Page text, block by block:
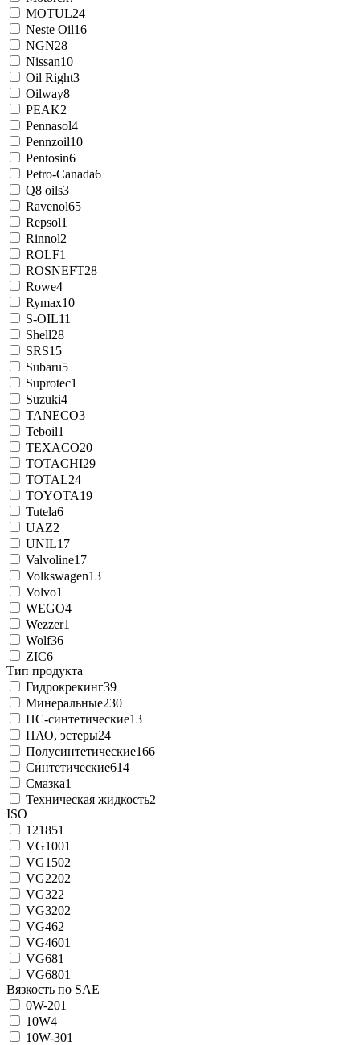
MOTUL24
Neste Oil16
NGN28
Nissan10
Oil Right3
Oilway8
PEAK2
Pennasol4
Pennzoil10
Pentosin6
Petro-Canada6
Q8 oils3
Ravenol65
Repsol1
Rinnol2
ROLF1
ROSNEFT28
Rowe4
Rymax10
S-OIL11
Shell28
SRS15
Subaru5
Suprotec1
Suzuki4
TANECO3
Teboil1
TEXACO20
TOTACHI29
TOTAL24
TOYOTA19
Tutela6
UAZ2
UNIL17
Valvoline17
Volkswagen13
Volvo1
WEGO4
Wezzer1
Wolf36
ZIC6
Тип продукта
Гидрокрекинг39
Минеральные230
НС-синтетические13
ПАО, эстеры24
Полусинтетические166
Синтетические614
Смазка1
Техническая жидкость2
ISO
121851
VG1001
VG1502
VG2202
VG322
VG3202
VG462
VG4601
VG681
VG6801
Вязкость по SAE
0W-201
10W4
10W-301